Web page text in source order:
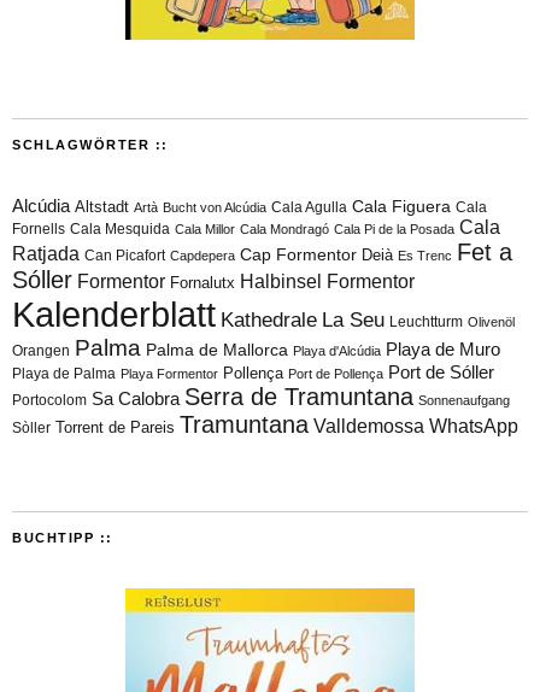
SCHLAGWÖRTER ::
Alcúdia Altstadt Artà Bucht von Alcúdia Cala Agulla Cala Figuera Cala
Fornells Cala Mesquida Cala Millor Cala Mondragó Cala Pi de la Posada Cala
Ratjada Can Picafort Capdepera Cap Formentor Deià Es Trenc Fet a
Sóller Formentor Fornalutx Halbinsel Formentor
Kalenderblatt Kathedrale La Seu Leuchtturm Olivenöl
Orangen Palma Palma de Mallorca Playa d'Alcúdia Playa de Muro
Playa de Palma Playa Formentor Pollença Port de Pollença Port de Sóller
Portocolom Sa Calobra Serra de Tramuntana Sonnenaufgang
Sòller Torrent de Pareis Tramuntana Valldemossa WhatsApp
BUCHTIPP ::